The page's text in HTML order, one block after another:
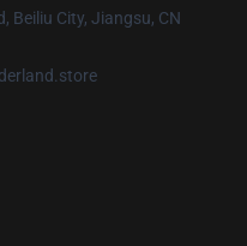
Beiliu City, Jiangsu, CN